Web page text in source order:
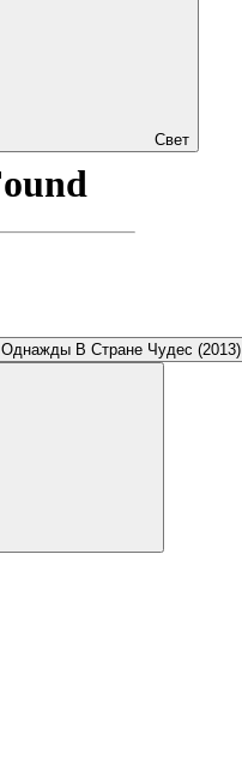
Свет
Однажды В Стране Чудес (2013)